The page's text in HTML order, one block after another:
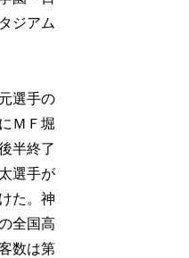
ジアム
選手の
ＭＦ堀
半終了
選手が
た。神
全国高
数は第